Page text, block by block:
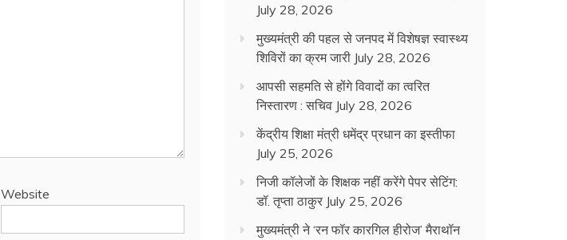
Website
July 28, 2026
मुख्यमंत्री की पहल से जनपद में विशेषज्ञ स्वास्थ्य
शिविरों का क्रम जारी July 28, 2026
आपसी सहमति से होंगे विवादों का त्वरित
निस्तारण : सचिव July 28, 2026
केंद्रीय शिक्षा मंत्री धमेंद्र प्रधान का इस्तीफा
July 25, 2026
निजी कॉलेजों के शिक्षक नहीं करेंगे पेपर सेटिंग:
डॉ. तृप्ता ठाकुर July 25, 2026
मुख्यमंत्री ने ‘रन फॉर कारगिल हीरोज’ मैराथॉन